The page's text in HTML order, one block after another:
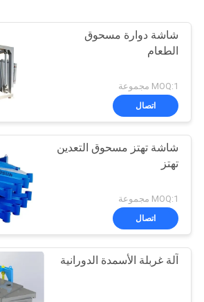
شاشة دوارة مسحوق
الطعام
MOQ:1 مجموعة
اتصال
شاشة تهتز مسحوق التعدين
تهتز
MOQ:1 مجموعة
اتصال
آلة غربلة الأسمدة الدورانية